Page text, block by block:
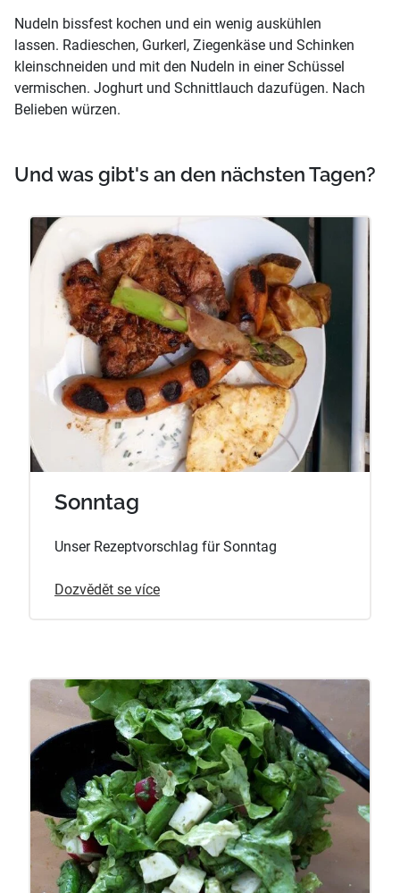
Nudeln bissfest kochen und ein wenig auskühlen
lassen. Radieschen, Gurkerl, Ziegenkäse und Schinken
kleinschneiden und mit den Nudeln in einer Schüssel
vermischen. Joghurt und Schnittlauch dazufügen. Nach
Belieben würzen.
Und was gibt's an den nächsten Tagen?
Sonntag
Unser Rezeptvorschlag für Sonntag
Dozvědět se více